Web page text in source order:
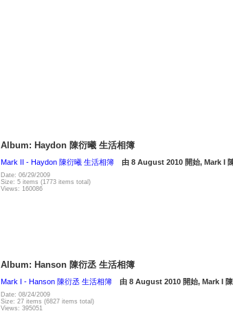
Album: Haydon 陳衍曦 生活相簿
Mark II - Haydon 陳衍曦 生活相簿 由 8 August 2010 開始, Mark I
Date: 06/29/2009
Size: 5 items (1773 items total)
Views: 160086
Album: Hanson 陳衍丞 生活相簿
Mark I - Hanson 陳衍丞 生活相簿 由 8 August 2010 開始, Mark I
Date: 08/24/2009
Size: 27 items (6827 items total)
Views: 395051